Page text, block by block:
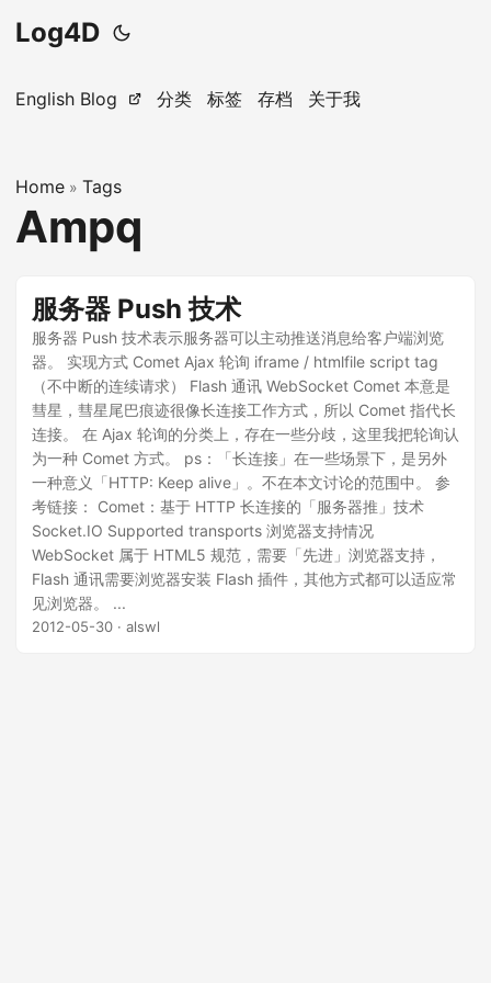
Log4D
English Blog 分类 标签 存档 关于我
Home » Tags
Ampq
服务器 Push 技术
服务器 Push 技术表示服务器可以主动推送消息给客户端浏览
器。 实现方式 Comet Ajax 轮询 iframe / htmlfile script tag
（不中断的连续请求） Flash 通讯 WebSocket Comet 本意是
彗星，彗星尾巴痕迹很像长连接工作方式，所以 Comet 指代长
连接。 在 Ajax 轮询的分类上，存在一些分歧，这里我把轮询认
为一种 Comet 方式。 ps：「长连接」在一些场景下，是另外
一种意义「HTTP: Keep alive」。不在本文讨论的范围中。 参
考链接： Comet：基于 HTTP 长连接的「服务器推」技术
Socket.IO Supported transports 浏览器支持情况
WebSocket 属于 HTML5 规范，需要「先进」浏览器支持，
Flash 通讯需要浏览器安装 Flash 插件，其他方式都可以适应常
见浏览器。 ...
2012-05-30 · alswl